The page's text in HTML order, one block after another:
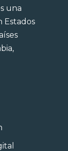
una
Estados